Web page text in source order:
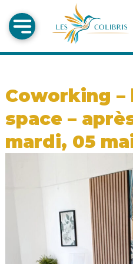
Coworking –
space –
mardi, 05